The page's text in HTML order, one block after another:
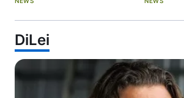
DiLei